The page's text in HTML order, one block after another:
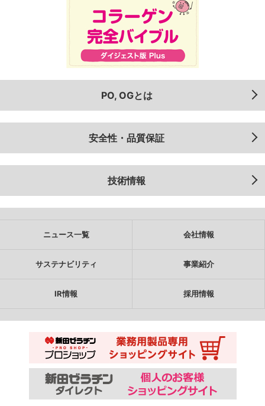
PO, OGとは
安全性・品質保証
技術情報
ニュース一覧 会社情報
サステナビリティ 事業紹介
IR情報 採用情報